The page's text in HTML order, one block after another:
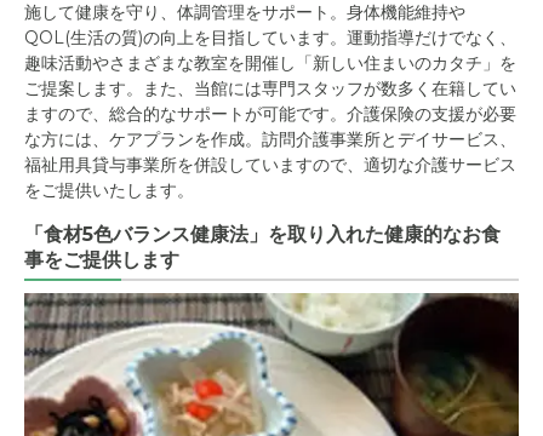
施して健康を守り、体調管理をサポート。身体機能維持や
QOL(生活の質)の向上を目指しています。運動指導だけでなく、
趣味活動やさまざまな教室を開催し「新しい住まいのカタチ」を
ご提案します。また、当館には専門スタッフが数多く在籍してい
ますので、総合的なサポートが可能です。介護保険の支援が必要
な方には、ケアプランを作成。訪問介護事業所とデイサービス、
福祉用具貸与事業所を併設していますので、適切な介護サービス
をご提供いたします。
「食材5色バランス健康法」を取り入れた健康的なお食
事をご提供します